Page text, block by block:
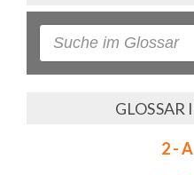
GLOSSAR
2 - A